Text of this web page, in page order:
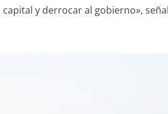
y derrocar al gobierno»,